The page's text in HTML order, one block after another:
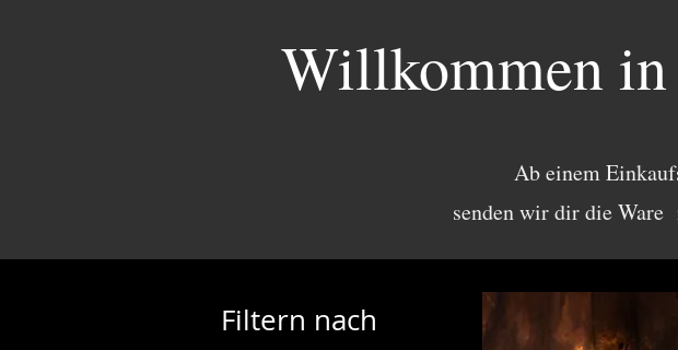
Willkommen in
Ab einem
senden wir dir die Ware
Filtern nach